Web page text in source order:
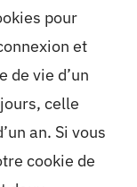
pour
et
de vie d’un
celle
an. Si vous
cookie de